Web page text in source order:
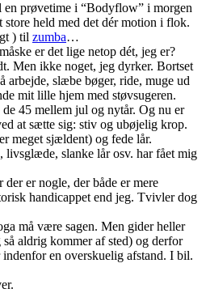
prøvetime i “Bodyflow” i morgen
held med det dér motion i flok.
) til zumba…
er det lige netop dét, jeg er?
Men ikke noget, jeg dyrker. Bortset
arbejde, slæbe bøger, ride, muge ud
mit lille hjem med støvsugeren.
45 mellem jul og nytår. Og nu er
at sætte sig: stiv og ubøjelig krop.
meget sjældent) og fede lår.
livsglæde, slanke lår osv. har fået mig
er nogle, der både er mere
handicappet end jeg. Tvivler dog
må være sagen. Men gider heller
aldrig kommer af sted) og derfor
en overskuelig afstand. I bil.